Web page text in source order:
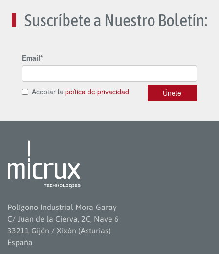
Suscríbete a Nuestro Boletín:
Polígono Industrial Mora-Garay
C/ Juan de la Cierva, 2C, Nave 6
33211 Gijón / Xixón (Asturias)
España